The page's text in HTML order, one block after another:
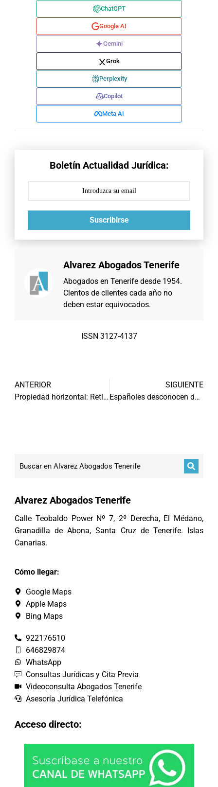
ChatGPT
Google AI
Gemini
Grok
Perplexity
Copilot
Meta AI
Boletín Actualidad Jurídica:
Suscribirse
Alvarez Abogados Tenerife
Abogados en Tenerife desde 1954.
Cientos de clientes cada año no
deben estar equivocados.
ISSN 3127-4137
ANTERIOR
Propiedad horizontal: Retirar o trasladar vehículos zonas comunes
SIGUIENTE
Españoles desconocen derechos en comercio online
Alvarez Abogados Tenerife
Calle Teobaldo Power Nº 7, 2º Derecha, El Médano,
Granadilla de Abona, Santa Cruz de Tenerife. Islas
Canarias.
Cómo llegar:
Google Maps
Apple Maps
Bing Maps
922176510
646829874
WhatsApp
Consultas Jurídicas y Cita Previa
Videoconsulta Abogados Tenerife
Asesoría Jurídica Telefónica
Acceso directo: